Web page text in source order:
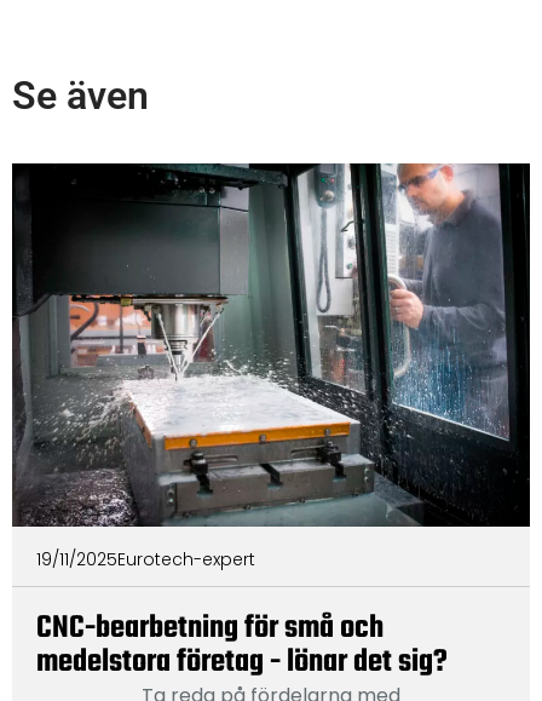
Se även
19/11/2025Eurotech-expert
CNC-bearbetning för små och
medelstora företag - lönar det sig?